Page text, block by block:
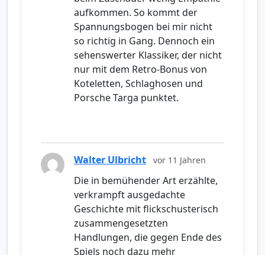
aufkommen. So kommt der
Spannungsbogen bei mir nicht
so richtig in Gang. Dennoch ein
sehenswerter Klassiker, der nicht
nur mit dem Retro-Bonus von
Koteletten, Schlaghosen und
Porsche Targa punktet.
Walter Ulbricht vor 11 Jahren
Die in bemühender Art erzählte,
verkrampft ausgedachte
Geschichte mit flickschusterisch
zusammengesetzten
Handlungen, die gegen Ende des
Spiels noch dazu mehr